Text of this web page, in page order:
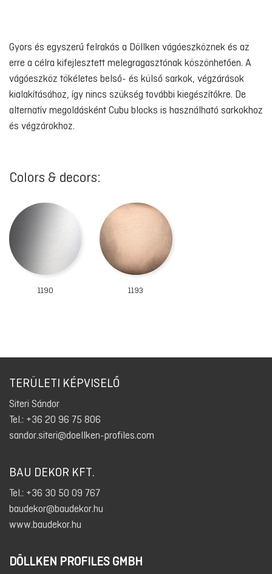
Gyors és egyszerű felrakás a Döllken vágóeszköznek és az
erre a célra kifejlesztett melegragasztónak köszönhetően. A
vágóeszköz tökéletes belső- és külső sarkok, végzárások
kialakításához, így nincs szükség további kiegészítőkre. De
alternatív megoldásként Cubu blocks is használható sarkokhoz
és végzárokhoz.
Colors & decors:
1190 1193
TERÜLETI KÉPVISELŐ
Siteri Sándor
Tel.: +36 20 96 75 806
sandor.siteri@doellken-profiles.com
BAU DEKOR KFT.
Tel.: +36 30 50 09 767
baudekor@baudekor.hu
www.baudekor.hu
DÖLLKEN PROFILES GMBH